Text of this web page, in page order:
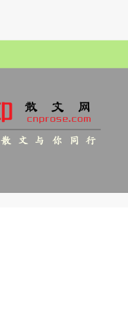
散 文 与 你 同 行